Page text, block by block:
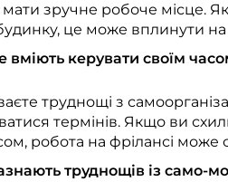
зручне робоче місце.
це може вплинути
вміють керувати своїм
труднощі з
термінів. Якщо ви
робота на фрілансі
труднощів із само-